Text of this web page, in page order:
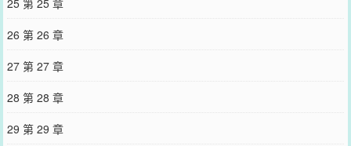
25 第 25 章
26 第 26 章
27 第 27 章
28 第 28 章
29 第 29 章